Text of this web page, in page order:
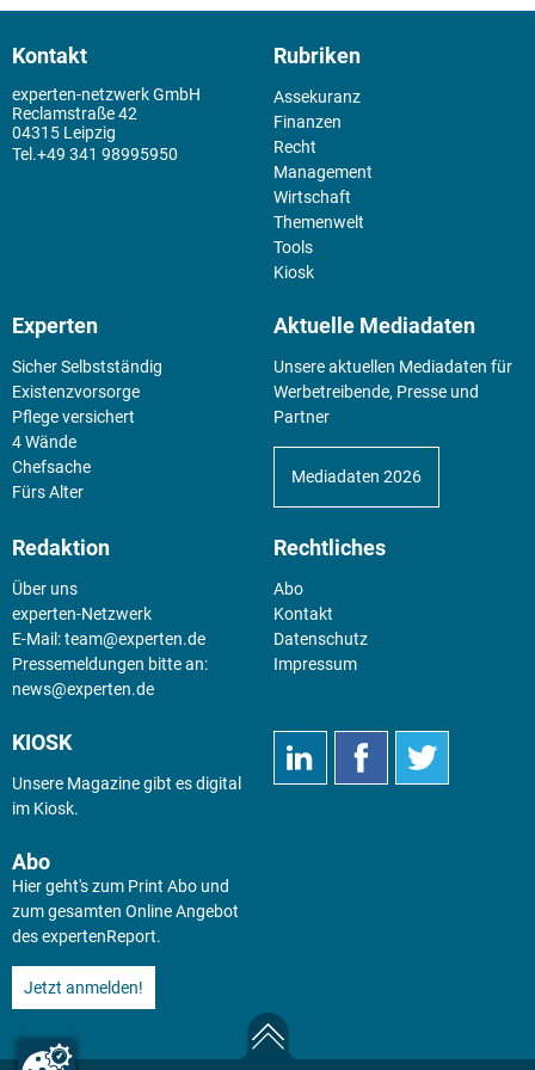
Kontakt
experten-netzwerk GmbH
Reclamstraße 42
04315 Leipzig
+49 341 98995950
Rubriken
Assekuranz
Finanzen
Recht
Management
Wirtschaft
Themenwelt
Tools
Kiosk
Experten
Sicher Selbstständig
Existenz­vorsorge
Pflege versichert
4 Wände
Chefsache
Fürs Alter
Aktuelle Mediadaten
Unsere aktuellen Mediadaten für
Werbetreibende, Presse und
Partner
Mediadaten 2026
Redaktion
Über uns
experten-Netzwerk
E-Mail:team@experten.de
Pressemeldungen bitte an:
news@experten.de
Rechtliches
Abo
Kontakt
Datenschutz
Impressum
KIOSK
Unsere Magazine gibt es digital
im Kiosk.
Abo
Hier geht's zum Print Abo und
zum gesamten Online Angebot
des expertenReport.
Jetzt anmelden!